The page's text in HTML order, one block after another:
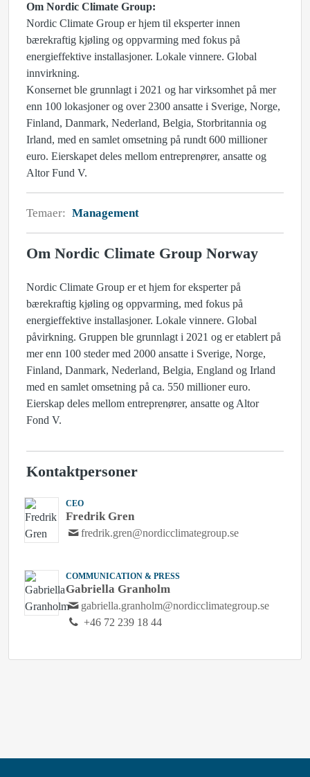
Om Nordic Climate Group:
Nordic Climate Group er hjem til eksperter innen
bærekraftig kjøling og oppvarming med fokus på
energieffektive installasjoner. Lokale vinnere. Global
innvirkning.
Konsernet ble grunnlagt i 2021 og har virksomhet på mer
enn 100 lokasjoner og over 2300 ansatte i Sverige, Norge,
Finland, Danmark, Nederland, Belgia, Storbritannia og
Irland, med en samlet omsetning på rundt 600 millioner
euro. Eierskapet deles mellom entreprenører, ansatte og
Altor Fund V.
Temaer: Management
Om Nordic Climate Group Norway
Nordic Climate Group er et hjem for eksperter på
bærekraftig kjøling og oppvarming, med fokus på
energieffektive installasjoner. Lokale vinnere. Global
påvirkning. Gruppen ble grunnlagt i 2021 og er etablert på
mer enn 100 steder med 2000 ansatte i Sverige, Norge,
Finland, Danmark, Nederland, Belgia, England og Irland
med en samlet omsetning på ca. 550 millioner euro.
Eierskap deles mellom entreprenører, ansatte og Altor
Fond V.
Kontaktpersoner
CEO
Fredrik Gren
fredrik.gren@nordicclimategroup.se
COMMUNICATION & PRESS
Gabriella Granholm
gabriella.granholm@nordicclimategroup.se
+46 72 239 18 44